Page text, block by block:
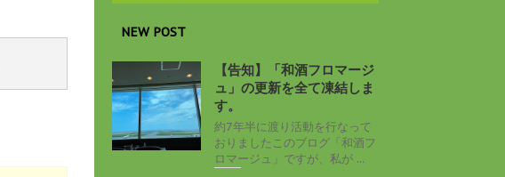
NEW POST
【告知】「和酒フロマージ
ュ」の更新を全て凍結しま
す。
約7年半に渡り活動を行なって
おりましたこのブログ「和酒フ
ロマージュ」ですが、私が ...